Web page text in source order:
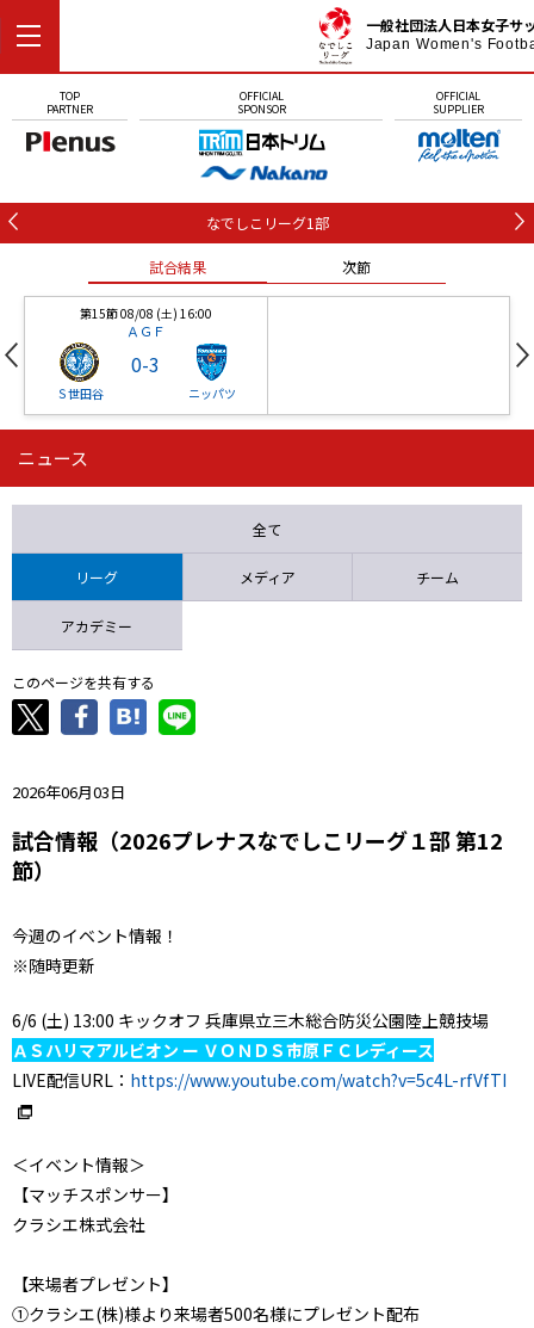
一般社団法人日本女子サ
Japan Women's
TOP
PARTNER
OFFICIAL
SPONSOR
OFFICIAL
SUPPLIER
なでしこリーグ1部
試合結果 次節
第15節 08/08 (土) 16:00
ＡＧＦ
Ｓ世田谷
0-3
ニッパツ
第16節 09/05 (土) 15:00
ニッパツ 石人の星
ニュース
全て
リーグ メディア チーム
アカデミー
このページを共有する
2026年06月03日
試合情報（2026プレナスなでしこリーグ１部 第12
節）
今週のイベント情報！
※随時更新
6/6 (土) 13:00 キックオフ 兵庫県立三木総合防災公園陸上競技場
ＡＳハリマアルビオン ー ＶＯＮＤＳ市原ＦＣレディース
LIVE配信URL： https://www.youtube.com/watch?v=5c4L-rfVfTI
＜イベント情報＞
【マッチスポンサー】
クラシエ株式会社
【来場者プレゼント】
①クラシエ(株)様より来場者500名様にプレゼント配布